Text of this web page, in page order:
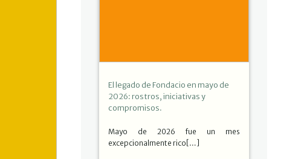
El legado de Fondacio en mayo de
2026: rostros, iniciativas y
compromisos.
Mayo de 2026 fue un mes
excepcionalmente rico[…]